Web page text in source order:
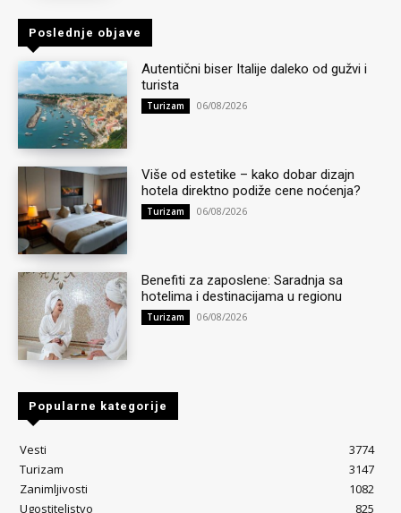
Poslednje objave
Autentični biser Italije daleko od gužvi i
turista
Turizam 06/08/2026
Više od estetike – kako dobar dizajn
hotela direktno podiže cene noćenja?
Turizam 06/08/2026
Benefiti za zaposlene: Saradnja sa
hotelima i destinacijama u regionu
Turizam 06/08/2026
Popularne kategorije
Vesti
3774
Turizam
3147
Zanimljivosti
1082
Ugostiteljstvo
825